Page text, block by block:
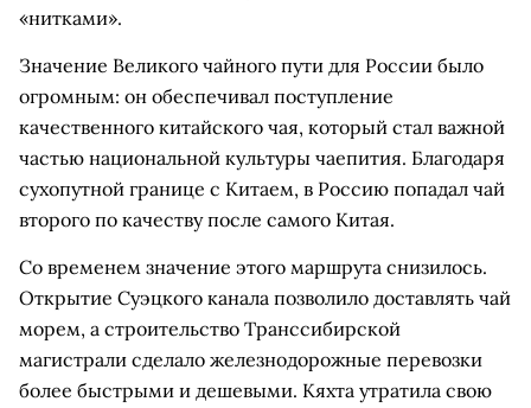
«нитками».
Значение Великого чайного пути для России было
огромным: он обеспечивал поступление
качественного китайского чая, который стал важной
частью национальной культуры чаепития. Благодаря
сухопутной границе с Китаем, в Россию попадал чай
второго по качеству после самого Китая.
Со временем значение этого маршрута снизилось.
Открытие Суэцкого канала позволило доставлять чай
морем, а строительство Транссибирской
магистрали сделало железнодорожные перевозки
более быстрыми и дешевыми. Кяхта утратила свою